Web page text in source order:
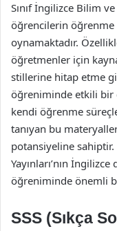
Sınıf İngilizce Bilim
öğrencilerin
oynamaktadır.
öğretmenler için
stillerine hitap etme
öğreniminde etkili bir
kendi öğrenme
tanıyan bu
potansiyeline sahiptir.
Yayınları’nın
öğreniminde önemli
SSS (Sıkça